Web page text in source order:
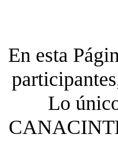
En esta
Lo